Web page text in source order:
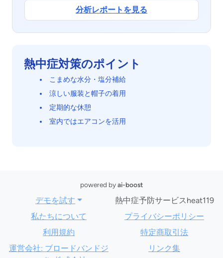
分析レポートを見る
熱中症対策のポイント
こまめな水分・塩分補給
涼しい服装と帽子の着用
定期的な休憩
室内ではエアコンを活用
powered byai-boost
デモを試す
熱中症予防サービスheat119
私たちについて
プライバシーポリシー
利用規約
特定商取引法
運営会社: ブロードバンドジ
リンク集